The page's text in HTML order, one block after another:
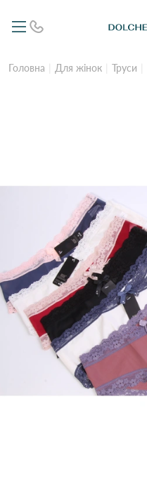
Головна Для жінок Труси